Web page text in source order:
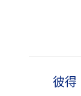
彼得